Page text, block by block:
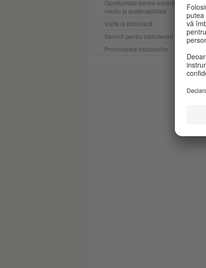
Oportunitate pentru experți în
mediu și sustenabilitate
Vizită la bibliotecă
Servicii pentru bibliotecari
Promovarea traducerilor